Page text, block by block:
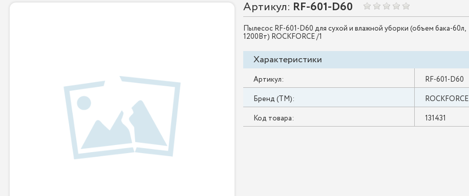
Артикул: RF-601-D60
Пылесос RF-601-D60 для сухой и влажной уборки (объем бака-60л,
1200Вт) ROCKFORCE /1
Характеристики
Артикул:
RF-601-D60
Бренд (ТМ):
ROCKFORCE
Код товара:
131431